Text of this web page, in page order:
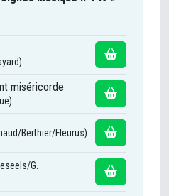
miséricorde
Berthier/Fleurus)
G.